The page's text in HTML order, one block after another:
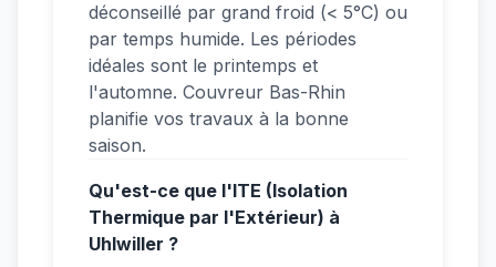
déconseillé par grand froid (< 5°C) ou
par temps humide. Les périodes
idéales sont le printemps et
l'automne. Couvreur Bas-Rhin
planifie vos travaux à la bonne
saison.
Qu'est-ce que l'ITE (Isolation
Thermique par l'Extérieur) à
Uhlwiller ?